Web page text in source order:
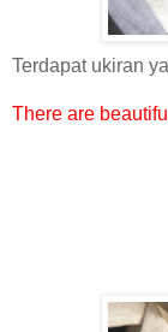
Terdapat ukiran
There are